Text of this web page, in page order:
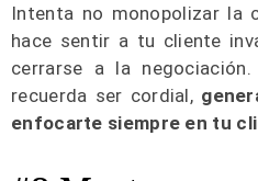
Intenta no monopolizar la
hace sentir a tu cliente
cerrarse a la
recuerda ser cordial,
enfocarte siempre en tu